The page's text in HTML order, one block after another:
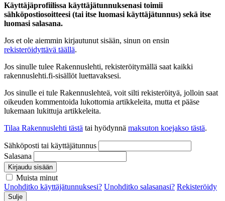
Käyttäjäprofiilissa käyttäjätunnuksenasi toimii
sähköpostiosoitteesi (tai itse luomasi käyttäjätunnus) sekä itse
luomasi salasana.
Jos et ole aiemmin kirjautunut sisään, sinun on ensin
rekisteröidyttävä täällä.
Jos sinulle tulee Rakennuslehti, rekisteröitymällä saat kaikki
rakennuslehti.fi-sisällöt luettavaksesi.
Jos sinulle ei tule Rakennuslehteä, voit silti rekisteröityä, jolloin saat
oikeuden kommentoida lukottomia artikkeleita, mutta et pääse
lukemaan lukittuja artikkeleita.
Tilaa Rakennuslehti tästä tai hyödynnä maksuton koejakso tästä.
Sähköposti tai käyttäjätunnus
Salasana
Kirjaudu sisään
Muista minut
Unohditko käyttäjätunnuksesi? Unohditko salasanasi? Rekisteröidy
Sulje